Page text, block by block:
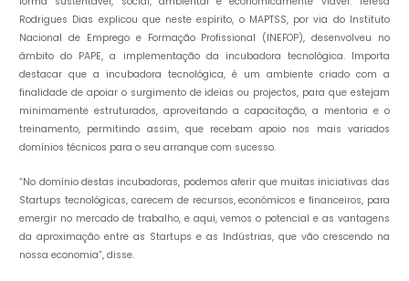
Rodrigues Dias explicou que neste espírito, o MAPTSS, por via do Instituto
Nacional de Emprego e Formação Profissional (INEFOP), desenvolveu no
âmbito do PAPE, a implementação da incubadora tecnológica. Importa
destacar que a incubadora tecnológica, é um ambiente criado com a
finalidade de apoiar o surgimento de ideias ou projectos, para que estejam
minimamente estruturados, aproveitando a capacitação, a mentoria e o
treinamento, permitindo assim, que recebam apoio nos mais variados
domínios técnicos para o seu arranque com sucesso.
“No domínio destas incubadoras, podemos aferir que muitas iniciativas das
Startups tecnológicas, carecem de recursos, económicos e financeiros, para
emergir no mercado de trabalho, e aqui, vemos o potencial e as vantagens
da aproximação entre as Startups e as Indústrias, que vão crescendo na
nossa economia”, disse.